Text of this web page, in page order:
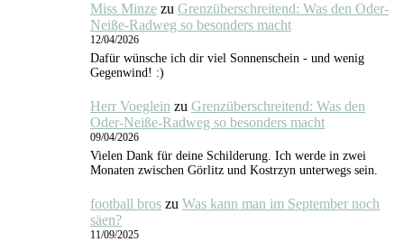
Miss Minze zu Grenzüberschreitend: Was den Oder-
Neiße-Radweg so besonders macht
12/04/2026
Dafür wünsche ich dir viel Sonnenschein - und wenig
Gegenwind! :)
Herr Voeglein zu Grenzüberschreitend: Was den
Oder-Neiße-Radweg so besonders macht
09/04/2026
Vielen Dank für deine Schilderung. Ich werde in zwei
Monaten zwischen Görlitz und Kostrzyn unterwegs sein.
football bros zu Was kann man im September noch
säen?
11/09/2025